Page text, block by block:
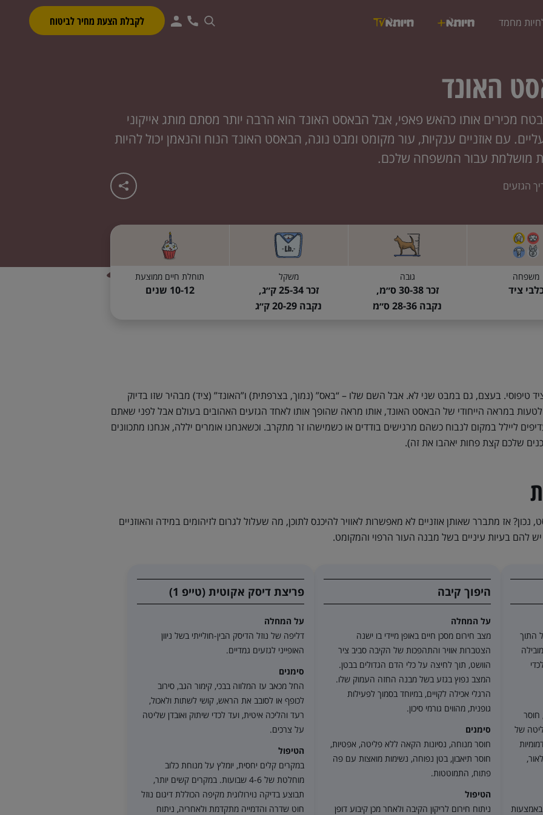
מחמד לקבלת הצעת מחיר לביטוח
האונד
מכירים אותו כהאש פאפי, אבל הבאסט האונד הוא הרבה יותר מסתם מותג אייקוני
עם אוזניים ענקיות, עור מקומט ומבט נוגה, הבאסט האונד הנוח והנאמן יכול להיות
מושלמת עבור המשפחה שלכם.
הגזעים
משפחה
ציד
גובה
זכר 30-38 ס״מ,
נקבה 28-36 ס״מ
משקל
זכר 25-34 ק״ג,
נקבה 20-29 ק״ג
תוחלת חיים ממוצעת
10-12 שנים
טיפוסי. בעצם, גם במבט שני לא. אבל השם שלו – “באס” (נמוך, בצרפתית) ו”האונד” (ציד) מבהיר שזו בדיוק
במראה הייחודי של הבאסט האונד, אותו מראה שהופך אותו לאחד הגזעים האהובים בעולם אבל לפני שאתם
ליילל במקום לנבוח כשהם מרגישים בודדים או כשמישהו זר מתקרב. וכשאנחנו אומרים יללה, אנחנו מתכוונים
שלכם קצת פחות יאהבו את זה).
נכון? אז מתברר שאותן אוזניים לא מאפשרות לאוויר להיכנס לתוכן, מה שעלול לגרום לזיהומים במידה והאוזניים
להם בעיות עיניים בשל מבנה העור הרפוי והמקומט.
התוך
חוסר
של
באמצעות
היפוך קיבה
על המחלה
מצב חירום מסכן חיים באופן מיידי בו ישנה
הצטברות אוויר והתהפכות של הקיבה סביב ציר
הוושט, תוך לחיצה על כלי הדם הגדולים בבטן.
המצב נפוץ בגזע בשל מבנה החזה העמוק שלו.
הרגלי אכילה לקויים, במיוחד בסמוך לפעילות
גופנית, מהווים גורמי סיכון.
סימנים
חוסר מנוחה, נסיונות הקאה ללא פליטה, אפטיות,
חוסר תיאבון, בטן נפוחה, נשימות מואצות עם פה
פתוח, התמוטטות.
הטיפול
ניתוח חירום לריקון הקיבה ולאחר מכן קיבוע דופן
פריצת דיסק אקוטית (טייפ 1)
על המחלה
דליפה של נוזל הדיסק הבין-חולייתי בשל ניוון
האופייני לגזעים גמדיים.
סימנים
החל מכאב עז המלווה בבכי, קימור הגב, סירוב
לכופף או לסובב את הראש, קושי לשתות ולאכול,
רעד והליכה איטית, ועד לכדי שיתוק ואובדן שליטה
על צרכים.
הטיפול
במקרים קלים יחסית, יומלץ על מנוחת כלוב
מוחלטת של 4-6 שבועות. במקרים קשים יותר,
תבוצע בדיקה נוירולוגית מקיפה הכוללת דיגום נוזל
חוט שדרה והדמייה מתקדמת ולאחריה, ניתוח